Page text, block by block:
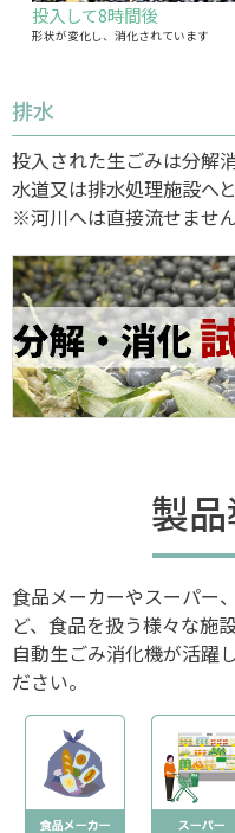
投入して8時間後
形状が変化し、消化されています
排水
投入された生ごみは分解
水道又は排水処理施設へと
※河川へは直接流せません
製
食品メーカーやスーパー
ど、食品を扱う様々な施
自動生ごみ消化機が活躍
ださい。